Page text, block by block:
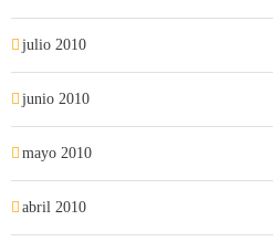
julio 2010
junio 2010
mayo 2010
abril 2010